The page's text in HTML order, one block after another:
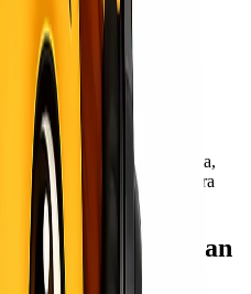
retail
kota besar di Indonesia,
Ramadan kamu secara
Ramadan